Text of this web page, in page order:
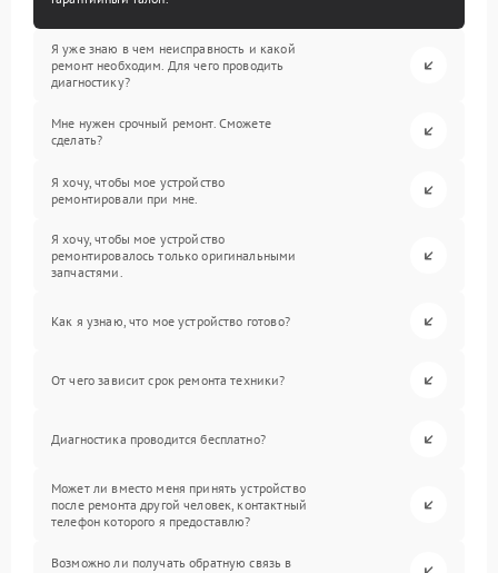
Я уже знаю в чем неисправность и какой
ремонт необходим. Для чего проводить
диагностику?
Мне нужен срочный ремонт. Сможете
сделать?
Я хочу, чтобы мое устройство
ремонтировали при мне.
Я хочу, чтобы мое устройство
ремонтировалось только оригинальными
запчастями.
Как я узнаю, что мое устройство готово?
От чего зависит срок ремонта техники?
Диагностика проводится бесплатно?
Может ли вместо меня принять устройство
после ремонта другой человек, контактный
телефон которого я предоставлю?
Возможно ли получать обратную связь в